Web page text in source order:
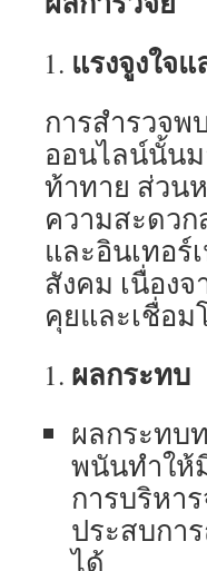
แรงจูงใจ
การสำรวจพ
ออนไลน์นั้น
ท้าทาย ส่วน
ความสะดวก
และอินเทอร์
สังคม เนื่อง
คุยและเชื่อม
ผลกระทบ
ผลกระทบ
พนันทำให้
การบริหา
ประสบกา
ได้